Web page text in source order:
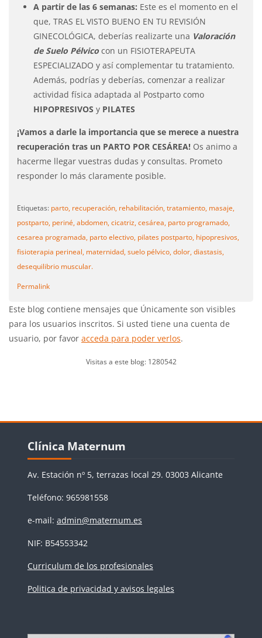
A partir de las 6 semanas: Este es el momento en el
que, TRAS EL VISTO BUENO EN TU REVISIÓN
GINECOLÓGICA, deberías realizarte una Valoración
de Suelo Pélvico con un FISIOTERAPEUTA
ESPECIALIZADO y así complementar tu tratamiento.
Además, podrías y deberías, comenzar a realizar
actividad física adaptada al Postparto como
HIPOPRESIVOS y PILATES
¡Vamos a darle la importancia que se merece a nuestra
recuperación tras un PARTO POR CESÁREA! Os animo a
hacerme llegar vuestras dudas y consultas. Prometo
responder lo más claramente posible.
Etiquetas: parto, recuperación, rehabilitación,tratamiento, masaje,
postparto, periné,abdomen,cicatriz,cesárea, parto programado,
cesarea programada, parto electivo, pilates postparto, hipopresivos,
fisioterapia perineal, maternidad,suelo pélvico,dolor,diastasis,
desequilibrio muscular.
Permalink
Este blog contiene mensajes que Únicamente son visibles
para los usuarios inscritos. Si usted tiene una cuenta de
usuario, por favor acceda para poder verlos.
Visitas a este blog: 1280542
Bloques
Clínica Maternum
Av. Estación nº 5, terrazas local 29. 03003 Alicante
Teléfono: 965981558
e-mail: admin@maternum.es
NIF: B54553342
Curriculum de los profesionales
Politica de privacidad y avisos legales